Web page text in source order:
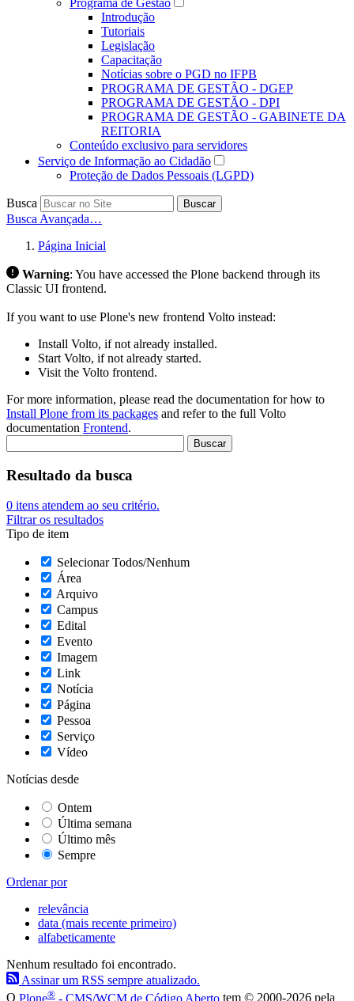
Programa de Gestão
Introdução
Tutoriais
Legislação
Capacitação
Notícias sobre o PGD no IFPB
PROGRAMA DE GESTÃO - DGEP
PROGRAMA DE GESTÃO - DPI
PROGRAMA DE GESTÃO - GABINETE DA
REITORIA
Conteúdo exclusivo para servidores
Serviço de Informação ao Cidadão
Proteção de Dados Pessoais (LGPD)
Busca Buscar
Busca Avançada…
Página Inicial
Warning: You have accessed the Plone backend through its
Classic UI frontend.
If you want to use Plone's new frontend Volto instead:
Install Volto, if not already installed.
Start Volto, if not already started.
Visit the Volto frontend.
For more information, please read the documentation for how to
Install Plone from its packages and refer to the full Volto
documentation Frontend.
Resultado da busca
0 itens atendem ao seu critério.
Filtrar os resultados
Tipo de item
Selecionar Todos/Nenhum
Área
Arquivo
Campus
Edital
Evento
Imagem
Link
Notícia
Página
Pessoa
Serviço
Vídeo
Notícias desde
Ontem
Última semana
Último mês
Sempre
Ordenar por
relevância
data (mais recente primeiro)
alfabeticamente
Nenhum resultado foi encontrado.
Assinar um RSS sempre atualizado.
O Plone® - CMS/WCM de Código Aberto tem © 2000-2026 pela